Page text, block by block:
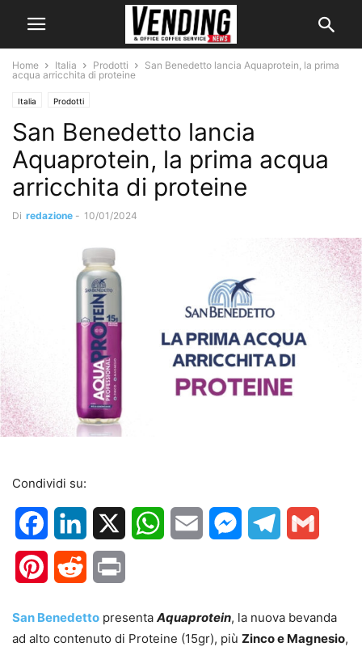
Home Italia Prodotti
San Benedetto lancia Aquaprotein, la prima
acqua arricchita di proteine
Italia Prodotti
San Benedetto lancia
Aquaprotein, la prima acqua
arricchita di proteine
Di redazione - 10/01/2024
Condividi su:
FacebookLinkedIn WhatsApp
Email MessengerTelegram
PinterestReddit
San Benedetto presenta Aquaprotein, la nuova bevanda
ad alto contenuto di Proteine (15gr), più Zinco e Magnesio,